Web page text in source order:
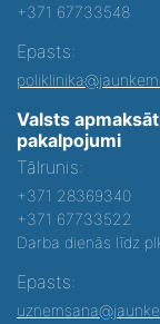
+371 67733548
Epasts:
Valsts
pakalpojumi
Tālrunis:
+371 28369340
+371 67733522
Darba dienās līdz
Epasts: